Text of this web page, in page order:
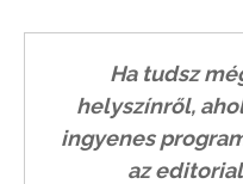
Ha tudsz
helyszínről,
ingyenes
az